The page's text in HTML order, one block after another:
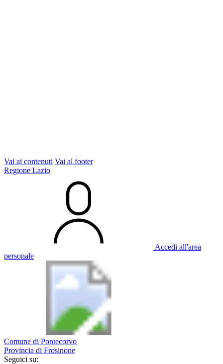
Vai ai contenuti Vai al footer
Regione Lazio
Accedi all'area
personale
Comune di Pontecorvo
Provincia di Frosinone
Seguici su: